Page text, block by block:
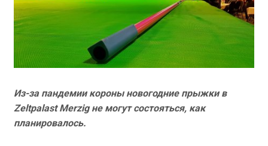
Из-за пандемии короны новогодние прыжки в
Zeltpalast Merzig не могут состояться, как
планировалось.